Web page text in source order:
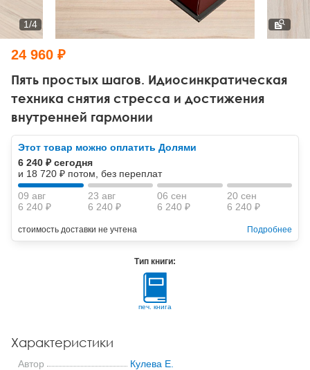
Тревожные расстройства, панические атаки
Психодрама
Другие направления психотерапии
Классический, эриксоновский гипноз и НЛП
НЛП
Психология труда и эргономика
Социальная психология
Социальная и организационная психология
Классический и юнгианский психоанализ
Пять простых шагов. Идиосинкратическая
техника снятия стресса и достижения
внутренней гармонии
1/4
24 960 ₽
Этот товар можно оплатить Долями
6 240 ₽ сегодня
и 18 720 ₽ потом, без переплат
09 авг
6 240 ₽
23 авг
6 240 ₽
06 сен
6 240 ₽
20 сен
6 240 ₽
стоимость доставки не учтена Подробнее
Тип книги:
печ. книга
Характеристики
Автор
Кулева Е.